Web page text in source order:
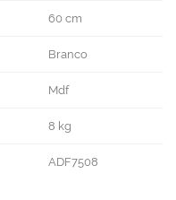
60 cm
Branco
Mdf
8 kg
ADF7508